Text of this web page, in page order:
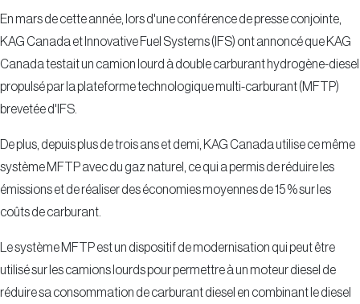
En mars de cette année, lors d'une conférence de presse conjointe,
KAG Canada et Innovative Fuel Systems (IFS) ont annoncé que KAG
Canada testait un camion lourd à double carburant hydrogène-diesel
propulsé par la plateforme technologique multi-carburant (MFTP)
brevetée d'IFS.
De plus, depuis plus de trois ans et demi, KAG Canada utilise ce même
système MFTP avec du gaz naturel, ce qui a permis de réduire les
émissions et de réaliser des économies moyennes de 15 % sur les
coûts de carburant.
Le système MFTP est un dispositif de modernisation qui peut être
utilisé sur les camions lourds pour permettre à un moteur diesel de
réduire sa consommation de carburant diesel en combinant le diesel